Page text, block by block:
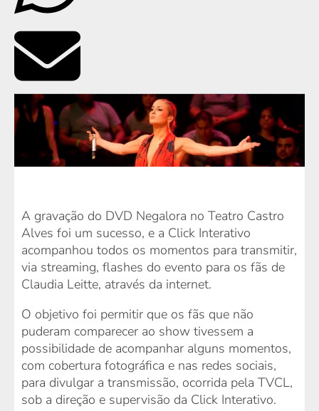
A gravação do DVD Negalora no Teatro Castro
Alves foi um sucesso, e a Click Interativo
acompanhou todos os momentos para transmitir,
via streaming, flashes do evento para os fãs de
Claudia Leitte, através da internet.
O objetivo foi permitir que os fãs que não
puderam comparecer ao show tivessem a
possibilidade de acompanhar alguns momentos,
com cobertura fotográfica e nas redes sociais,
para divulgar a transmissão, ocorrida pela TVCL,
sob a direção e supervisão da Click Interativo.